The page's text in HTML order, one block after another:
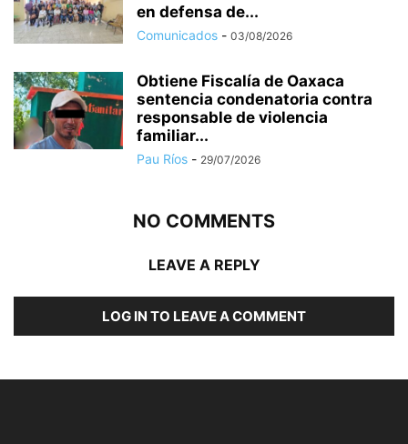
en defensa de...
Comunicados - 03/08/2026
Obtiene Fiscalía de Oaxaca
sentencia condenatoria contra
responsable de violencia
familiar...
Pau Ríos - 29/07/2026
NO COMMENTS
LEAVE A REPLY
LOG IN TO LEAVE A COMMENT